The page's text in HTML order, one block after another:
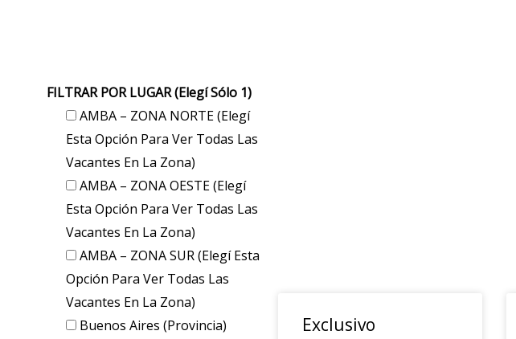
FILTRAR POR LUGAR (elegí Sólo 1)
AMBA – ZONA NORTE (elegí
Esta Opción Para Ver Todas Las
Vacantes En La Zona)
AMBA – ZONA OESTE (elegí
Esta Opción Para Ver Todas Las
Vacantes En La Zona)
AMBA – ZONA SUR (elegí Esta
Opción Para Ver Todas Las
Vacantes En La Zona)
Buenos Aires (provincia)
Exclusivo